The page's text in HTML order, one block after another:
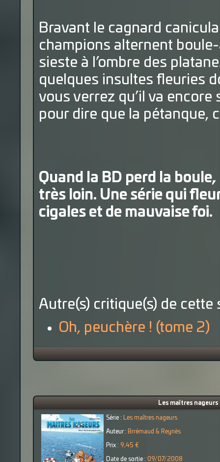
Bravant le cagnard
champions alternent
sieste à l’ombre des
quelques insultes fleuries
vous verrez qu’il va
pour dire que la pétanque,
Quand la BD perd la
très loin. Une série qui
cigales et de mauvaise foi.
Autre(s) critique(s) de cette
Oh, peuchère ! (tome 2)
Les maîtres nageurs
Série : Les maîtres nageurs
Auteur : Brrémaud & Reynès
Prix : 9,45 €
Date de sortie : 09/07/2008